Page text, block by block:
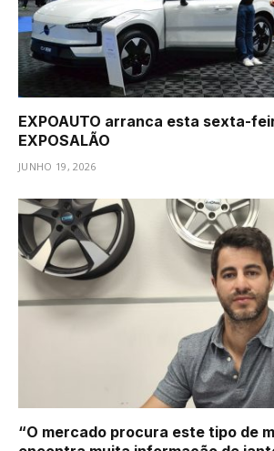
EXPOAUTO arranca esta sexta-
EXPOSALÃO
JUNHO 19, 2026
“O mercado procura este tipo de